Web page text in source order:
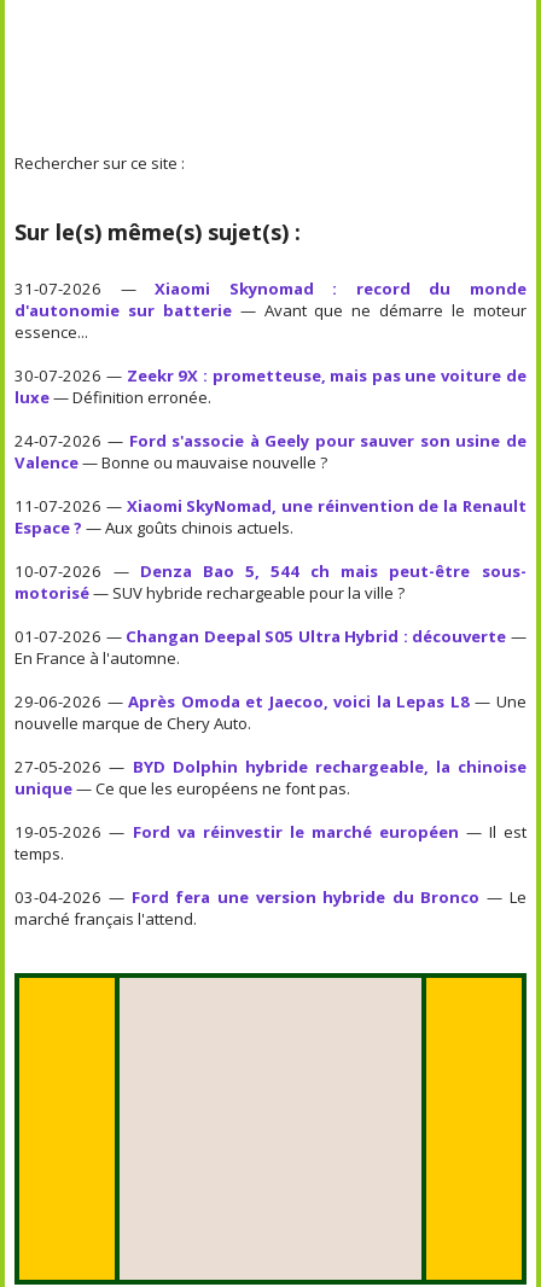
Rechercher sur ce site :
Sur le(s) même(s) sujet(s) :
31-07-2026 —Xiaomi Skynomad : record du monde
d'autonomie sur batterie — Avant que ne démarre le moteur
essence...
30-07-2026 — Zeekr 9X : prometteuse, mais pas une voiture de
luxe— Définition erronée.
24-07-2026 — Ford s'associe à Geely pour sauver son usine de
Valence— Bonne ou mauvaise nouvelle ?
11-07-2026 — Xiaomi SkyNomad, une réinvention de la Renault
Espace ? — Aux goûts chinois actuels.
10-07-2026 — Denza Bao 5, 544 ch mais peut-être sous-
motorisé— SUV hybride rechargeable pour la ville ?
01-07-2026 — Changan Deepal S05 Ultra Hybrid : découverte —
En France à l'automne.
29-06-2026 —Après Omoda et Jaecoo, voici la Lepas L8— Une
nouvelle marque de Chery Auto.
27-05-2026 — BYD Dolphin hybride rechargeable, la chinoise
unique— Ce que les européens ne font pas.
19-05-2026 — Ford va réinvestir le marché européen — Il est
temps.
03-04-2026 — Ford fera une version hybride du Bronco — Le
marché français l'attend.